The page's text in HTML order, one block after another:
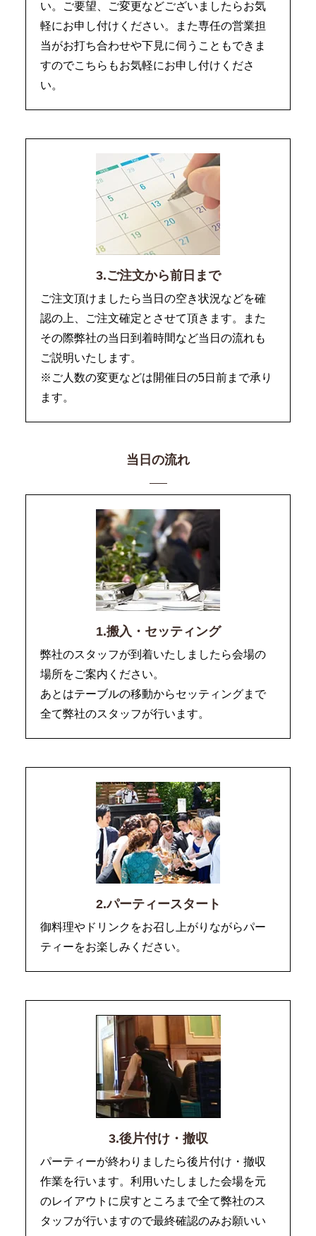
い。ご要望、ご変更などございましたらお気
軽にお申し付けください。また専任の営業担
当がお打ち合わせや下見に伺うこともできま
すのでこちらもお気軽にお申し付けくださ
い。
3.ご注文から前日まで
ご注文頂けましたら当日の空き状況などを確
認の上、ご注文確定とさせて頂きます。また
その際弊社の当日到着時間など当日の流れも
ご説明いたします。
※ご人数の変更などは開催日の5日前まで承り
ます。
当日の流れ
1.搬入・セッティング
弊社のスタッフが到着いたしましたら会場の
場所をご案内ください。
あとはテーブルの移動からセッティングまで
全て弊社のスタッフが行います。
2.パーティースタート
御料理やドリンクをお召し上がりながらパー
ティーをお楽しみください。
3.後片付け・撤収
パーティーが終わりましたら後片付け・撤収
作業を行います。利用いたしました会場を元
のレイアウトに戻すところまで全て弊社のス
タッフが行いますので最終確認のみお願いい